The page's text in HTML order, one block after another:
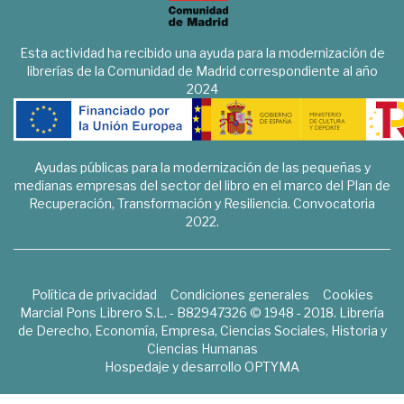
Esta actividad ha recibido una ayuda para la modernización de
librerías de la Comunidad de Madrid correspondiente al año
2024
Ayudas públicas para la modernización de las pequeñas y
medianas empresas del sector del libro en el marco del Plan de
Recuperación, Transformación y Resiliencia. Convocatoria
2022.
Política de privacidad Condiciones generales
Cookies
Marcial Pons Librero S.L. - B82947326 © 1948 - 2018. Librería
de Derecho, Economía, Empresa, Ciencias Sociales, Historia y
Ciencias Humanas
Hospedaje y desarrollo OPTYMA